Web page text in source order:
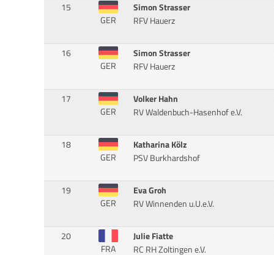
15
GER
Simon Strasser
RFV Hauerz
16
GER
Simon Strasser
RFV Hauerz
17
GER
Volker Hahn
RV Waldenbuch-Hasenhof e.V.
18
GER
Katharina Kölz
PSV Burkhardshof
19
GER
Eva Groh
RV Winnenden u.U.e.V.
20
FRA
Julie Fiatte
RC RH Zoltingen e.V.